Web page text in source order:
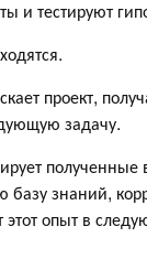
и тестируют
проект,
задачу.
знаний,
этот опыт в